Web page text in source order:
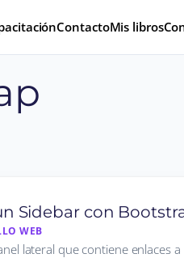
ContactoMis libros
Sidebar con
WEB
lateral que contiene enlaces